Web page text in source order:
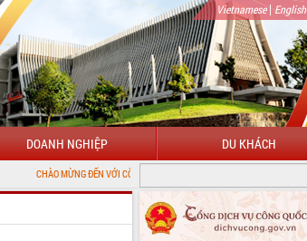
Vietnamese| English
DOANH NGHIỆP DU KHÁCH
CHÀO MỪNG ĐẾN VỚI CỔNG THÔNG TIN ĐIỆN TỬ TỈNH ĐẮK LẮK